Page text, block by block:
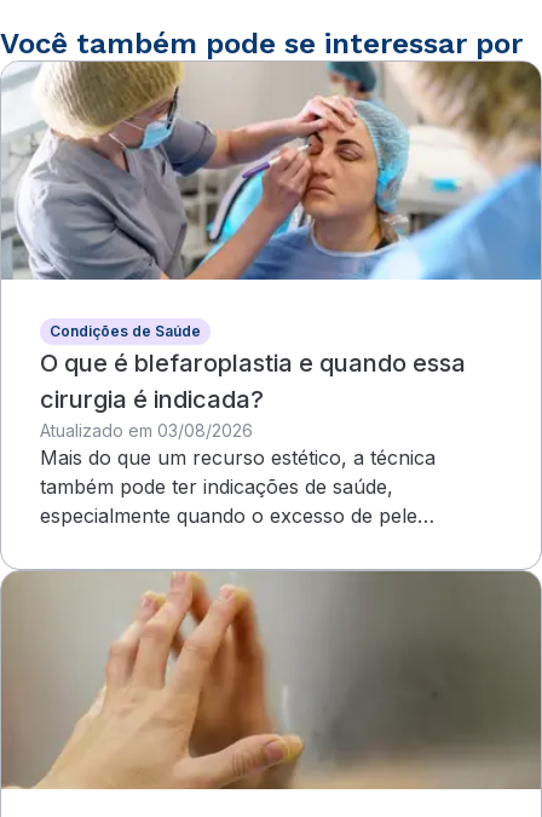
Você também pode se interessar por
Condições de Saúde
O que é blefaroplastia e quando essa
cirurgia é indicada?
Atualizado em 03/08/2026
Mais do que um recurso estético, a técnica
também pode ter indicações de saúde,
especialmente quando o excesso de pele